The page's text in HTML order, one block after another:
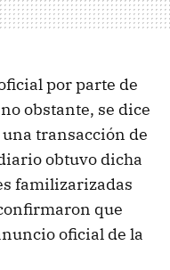
por parte de
obstante, se dice
transacción de
obtuvo dicha
familizarizadas
que
oficial de la